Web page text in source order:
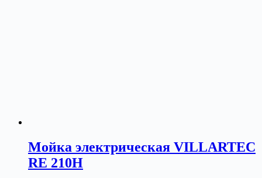
Мойка электрическая VILLARTEC
RE 210H